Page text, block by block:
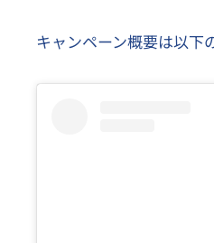
キャンペーン概要は以下